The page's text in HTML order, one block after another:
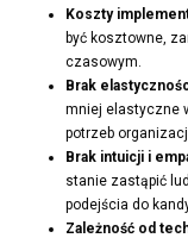
Koszty
być kosztowne,
czasowym.
Brak
mniej elastyczne
potrzeb
Brak intuicji i
stanie zastąpić
podejścia do
Zależność od